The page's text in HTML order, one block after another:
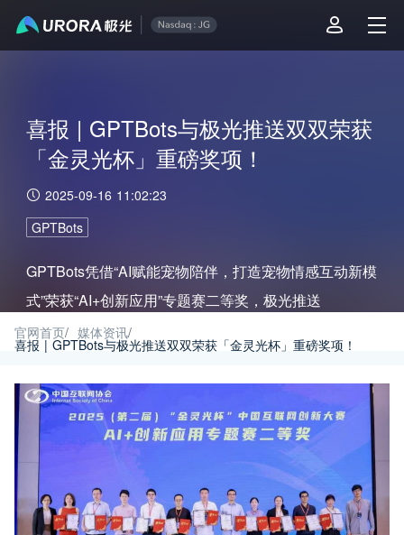
喜报 | GPTBots与极光推送双双荣获
「金灵光杯」重磅奖项！
2025-09-16 11:02:23
GPTBots
GPTBots凭借“AI赋能宠物陪伴，打造宠物情感互动新模
式”荣获“AI+创新应用”专题赛二等奖，极光推送
（JPush）则在“信息通信安全专题赛—网络和数据安全
方向”中获得优秀奖。
官网首页/ 媒体资讯/
喜报 | GPTBots与极光推送双双荣获「金灵光杯」重磅奖项！